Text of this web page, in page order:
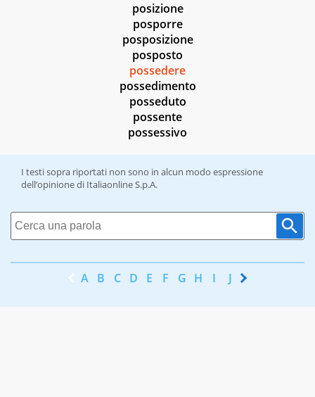
posizione
posporre
posposizione
posposto
possedere
possedimento
posseduto
possente
possessivo
I testi sopra riportati non sono in alcun modo espressione
dell’opinione di Italiaonline S.p.A.
A B C D E F G H I J K